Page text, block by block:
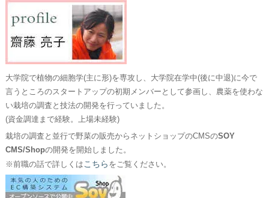
大学院で植物の細胞学(主に形)を専攻し、大学院在学中(後に中退)に今で
言うところのスタートアップの初期メンバーとして参画し、農薬を使わな
い栽培の調査と技法の開発を行っていました。
(資金調達まで経験。上場未経験)
栽培の調査と並行で野菜の販売からネットショップのCMSのSOY
CMS/Shopの開発を開始しました。
※前職の話で詳しくはこちら をご覧ください。